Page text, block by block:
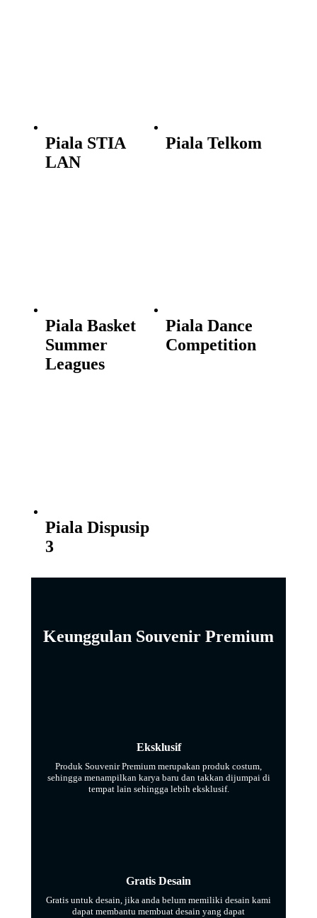
Piala STIA
LAN
Piala Telkom
Piala Basket
Summer
Leagues
Piala Dance
Competition
Piala Dispusip
3
Keunggulan Souvenir Premium
Eksklusif
Produk Souvenir Premium merupakan produk costum,
sehingga menampilkan karya baru dan takkan dijumpai di
tempat lain sehingga lebih eksklusif.
Gratis Desain
Gratis untuk desain, jika anda belum memiliki desain kami
dapat membantu membuat desain yang dapat